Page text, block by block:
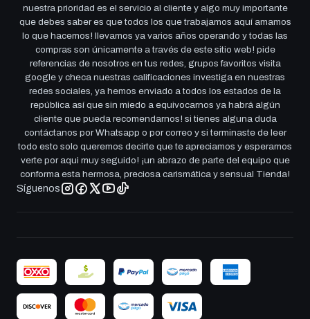
nuestra prioridad es el servicio al cliente y algo muy importante
que debes saber es que todos los que trabajamos aquí amamos
lo que hacemos! llevamos ya varios años operando y todas las
compras son únicamente a través de este sitio web! pide
referencias de nosotros en tus redes, grupos favoritos visita
google y checa nuestras calificaciones investiga en nuestras
redes sociales, ya hemos enviado a todos los estados de la
república así que sin miedo a equivocarnos ya habrá algún
cliente que pueda recomendarnos! si tienes alguna duda
contáctanos por Whatsapp o por correo y si terminaste de leer
todo esto solo queremos decirte que te apreciamos y esperamos
verte por aqui muy seguido! ¡un abrazo de parte del equipo que
conforma esta hermosa, preciosa carismática y sensual Tienda!
Síguenos